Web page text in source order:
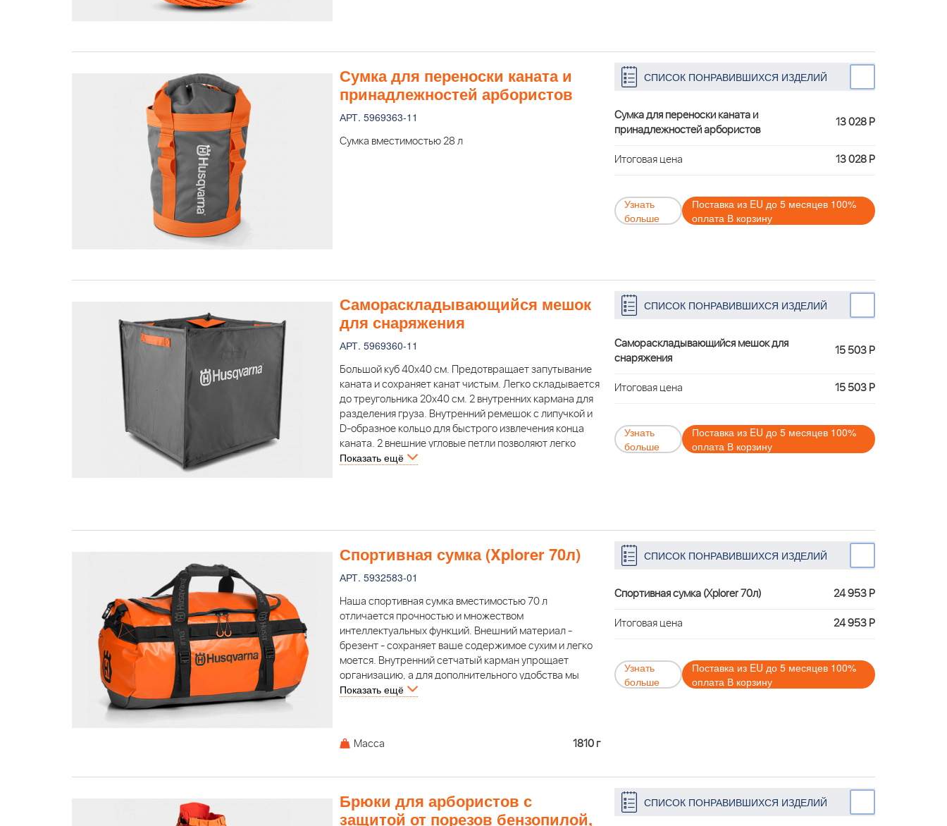
Сумка для переноски каната и
принадлежностей арбористов
АРТ. 5969363-11
Сумка вместимостью 28 л
СПИСОК ПОНРАВИВШИХСЯ ИЗДЕЛИЙ
Сумка для переноски каната и
принадлежностей арбористов
13 028 Р
Итоговая цена 13 028 Р
Узнать
больше
Поставка из EU до 5 месяцев 100%
оплата В корзину
Самораскладывающийся мешок
для снаряжения
АРТ. 5969360-11
Большой куб 40х40 см. Предотвращает запутывание
каната и сохраняет канат чистым. Легко складывается
до треугольника 20х40 см. 2 внутренних кармана для
разделения груза. Внутренний ремешок с липучкой и
D-образное кольцо для быстрого извлечения конца
каната. 2 внешние угловые петли позволяют легко
открывать. 4-стороннее эластичное дно, которое
Показать ещё
СПИСОК ПОНРАВИВШИХСЯ ИЗДЕЛИЙ
Самораскладывающийся мешок для
снаряжения
15 503 Р
Итоговая цена 15 503 Р
Узнать
больше
Поставка из EU до 5 месяцев 100%
оплата В корзину
Спортивная сумка (Xplorer 70л)
АРТ. 5932583-01
Наша спортивная сумка вместимостью 70 л
отличается прочностью и множеством
интеллектуальных функций. Внешний материал -
брезент - сохраняет ваше содержимое сухим и легко
моется. Внутренний сетчатый карман упрощает
организацию, а для дополнительного удобства мы
включили плечевые ремни и две дополнительные
лямкам.
Показать ещё
Масса 1810 г
СПИСОК ПОНРАВИВШИХСЯ ИЗДЕЛИЙ
Спортивная сумка (Xplorer 70л)
24 953 Р
Итоговая цена
24 953 Р
Узнать
больше
Поставка из EU до 5 месяцев 100%
оплата В корзину
Брюки для арбористов с
защитой от порезов бензопилой,
СПИСОК ПОНРАВИВШИХСЯ ИЗДЕЛИЙ